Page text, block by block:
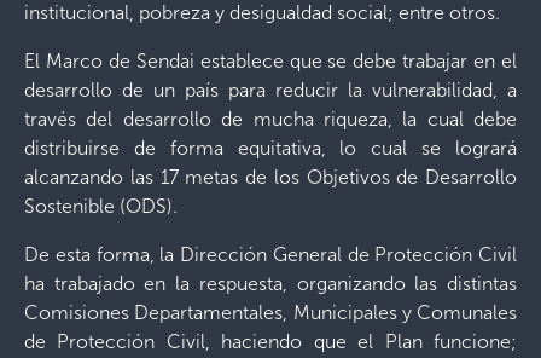
institucional, pobreza y desigualdad social; entre otros.
El Marco de Sendai establece que se debe trabajar en el
desarrollo de un país para reducir la vulnerabilidad, a
través del desarrollo de mucha riqueza, la cual debe
distribuirse de forma equitativa, lo cual se logrará
alcanzando las 17 metas de los Objetivos de Desarrollo
Sostenible (ODS).
De esta forma, la Dirección General de Protección Civil
ha trabajado en la respuesta, organizando las distintas
Comisiones Departamentales, Municipales y Comunales
de Protección Civil, haciendo que el Plan funcione;